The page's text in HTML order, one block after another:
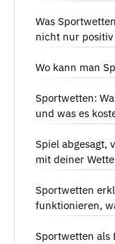
Was
nicht nur
Wo kann man
Sportwetten:
und was es
Spiel abgesagt,
mit deiner
Sportwetten
funktionieren,
Sportwetten als